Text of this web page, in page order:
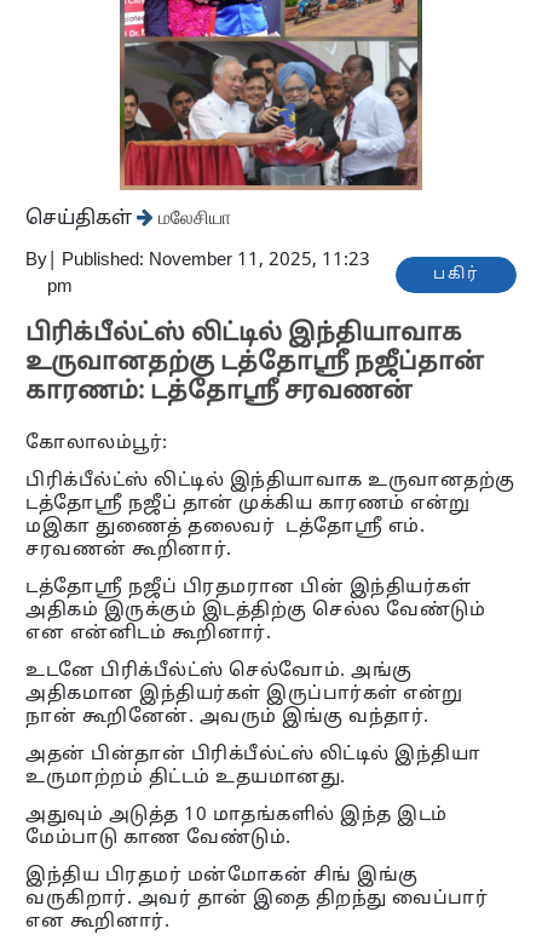
செய்திகள் மலேசியா
By
Published: November 11, 2025, 11:23
pm
பகிர்
பிரிக்பீல்ட்ஸ் லிட்டில் இந்தியாவாக
உருவானதற்கு டத்தோஸ்ரீ நஜீப்தான்
காரணம்: டத்தோஸ்ரீ சரவணன்
கோலாலம்பூர்:
பிரிக்பீல்ட்ஸ் லிட்டில் இந்தியாவாக உருவானதற்கு
டத்தோஸ்ரீ நஜீப் தான் முக்கிய காரணம் என்று
மஇகா துணைத் தலைவர் டத்தோஸ்ரீ எம்.
சரவணன் கூறினார்.
டத்தோஸ்ரீ நஜீப் பிரதமரான பின் இந்தியர்கள்
அதிகம் இருக்கும் இடத்திற்கு செல்ல வேண்டும்
என என்னிடம் கூறினார்.
உடனே பிரிக்பீல்ட்ஸ் செல்வோம். அங்கு
அதிகமான இந்தியர்கள் இருப்பார்கள் என்று
நான் கூறினேன். அவரும் இங்கு வந்தார்.
அதன் பின்தான் பிரிக்பீல்ட்ஸ் லிட்டில் இந்தியா
உருமாற்றம் திட்டம் உதயமானது.
அதுவும் அடுத்த 10 மாதங்களில் இந்த இடம்
மேம்பாடு காண வேண்டும்.
இந்திய பிரதமர் மன்மோகன் சிங் இங்கு
வருகிறார். அவர் தான் இதை திறந்து வைப்பார்
என கூறினார்.